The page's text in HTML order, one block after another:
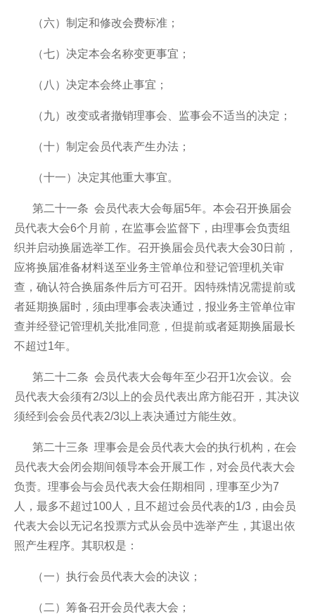
（六）制定和修改会费标准；
（七）决定本会名称变更事宜；
（八）决定本会终止事宜；
（九）改变或者撤销理事会、监事会不适当的决定；
（十）制定会员代表产生办法；
（十一）决定其他重大事宜。
第二十一条 会员代表大会每届5年。本会召开换届会
员代表大会6个月前，在监事会监督下，由理事会负责组
织并启动换届选举工作。召开换届会员代表大会30日前，
应将换届准备材料送至业务主管单位和登记管理机关审
查，确认符合换届条件后方可召开。因特殊情况需提前或
者延期换届时，须由理事会表决通过，报业务主管单位审
查并经登记管理机关批准同意，但提前或者延期换届最长
不超过1年。
第二十二条 会员代表大会每年至少召开1次会议。会
员代表大会须有2/3以上的会员代表出席方能召开，其决议
须经到会会员代表2/3以上表决通过方能生效。
第二十三条 理事会是会员代表大会的执行机构，在会
员代表大会闭会期间领导本会开展工作，对会员代表大会
负责。理事会与会员代表大会任期相同，理事至少为7
人，最多不超过100人，且不超过会员代表的1/3，由会员
代表大会以无记名投票方式从会员中选举产生，其退出依
照产生程序。其职权是：
（一）执行会员代表大会的决议；
（二）筹备召开会员代表大会；